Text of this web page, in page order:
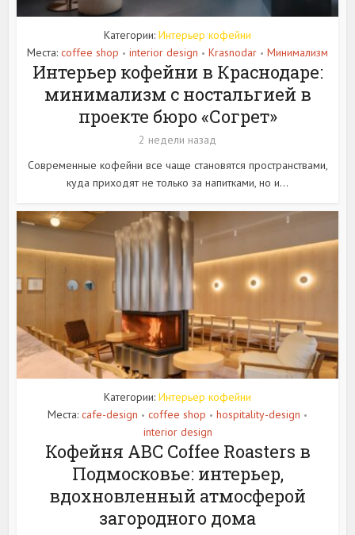
Категории: Интерьер кофейни
Места: coffee shop • interior design • Krasnodar • Минимализм
Интерьер кофейни в Краснодаре:
минимализм с ностальгией в
проекте бюро «Согрет»
2 недели назад
Современные кофейни все чаще становятся пространствами,
куда приходят не только за напитками, но и...
Категории: Интерьер кофейни
Места: cafe-design • coffee shop • hospitality-design •
interior design
Кофейня ABC Coffee Roasters в
Подмосковье: интерьер,
вдохновленный атмосферой
загородного дома